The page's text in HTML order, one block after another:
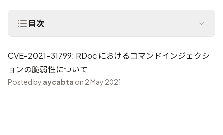
目次
CVE-2021-31799: RDoc におけるコマンドインジェクシ
ョンの脆弱性について
Posted by aycabta on 2 May 2021